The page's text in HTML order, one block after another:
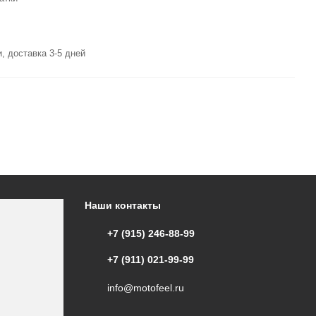
доставка 3-5 дней
Наши контакты
+7 (915) 246-88-99
+7 (911) 021-99-99
info@motofeel.ru